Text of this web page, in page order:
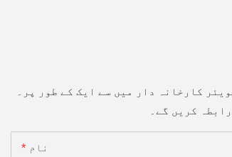
نام